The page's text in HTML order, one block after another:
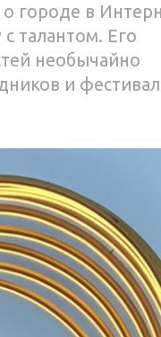
городе в
талантом. Его
необычайно
и